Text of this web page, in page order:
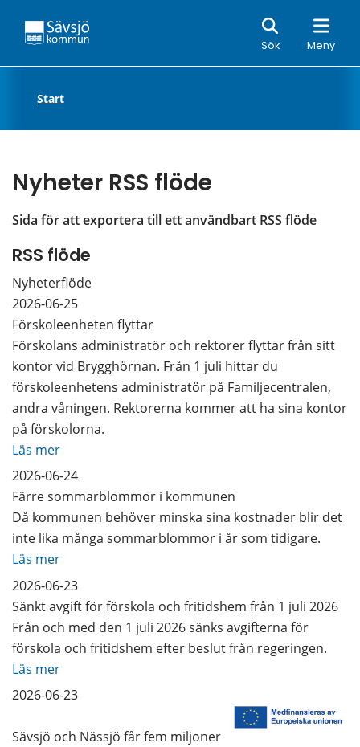
Sök Meny
Sök
Start
Nyheter RSS flöde
Sida för att exportera till ett användbart RSS flöde
RSS flöde
Nyheterflöde
2026-06-25
Förskoleenheten flyttar
Förskolans administratör och rektorer flyttar från sitt
kontor vid Brygghörnan. Från 1 juli hittar du
förskoleenhetens administratör på Familjecentralen,
andra våningen. Rektorerna kommer att ha sina kontor
på förskolorna.
Läs mer
2026-06-24
Färre sommarblommor i kommunen
Då kommunen behöver minska sina kostnader blir det
inte lika många sommarblommor i år som tidigare.
Läs mer
2026-06-23
Sänkt avgift för förskola och fritidshem från 1 juli 2026
Från och med den 1 juli 2026 sänks avgifterna för
förskola och fritidshem efter beslut från regeringen.
Läs mer
2026-06-23
Sävsjö och Nässjö får fem miljoner